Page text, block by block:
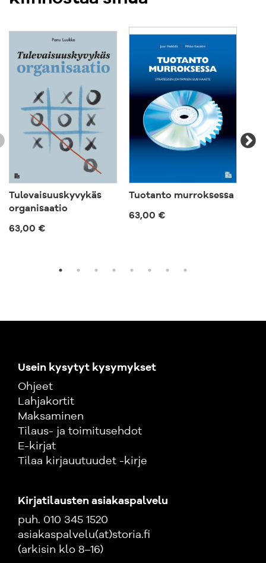
twitter.com/veikomoolok
Tulevaisuuskyvykäs
organisaatio
63,00 €
Tuotanto murroksessa
63,00 €
Usein kysytyt kysymykset
Ohjeet
Lahjakortit
Maksaminen
Tilaus- ja toimitusehdot
E-kirjat
Tilaa kirjauutuudet -kirje
Kirjatilausten asiakaspalvelu
puh. 010 345 1520
asiakaspalvelu(at)storia.fi
(arkisin klo 8–16)